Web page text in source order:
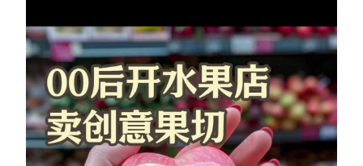
有赞成功案例 新零售最佳实践
面对面聊增长
有赞春季发布会 实干家直播间
新零售大会 新零售茶会